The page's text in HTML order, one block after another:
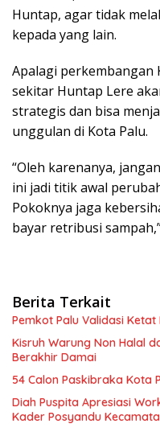
Huntap, agar tidak
kepada yang lain.
Apalagi perkembangan
sekitar Huntap Lere
strategis dan bisa
unggulan di Kota Palu.
“Oleh karenanya,
ini jadi titik awal
Pokoknya jaga
bayar retribusi
Berita Terkait
Pemkot Palu Validasi
Kisruh Warung Non Halal
Berakhir Damai
54 Calon Paskibraka Kota
Diah Puspita Apresiasi
Kader Posyandu